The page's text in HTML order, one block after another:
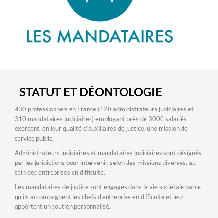
STATUT ET DÉONTOLOGIE
430 professionnels en France (120 administrateurs judiciaires et
310 mandataires judiciaires) employant près de 3000 salariés
exercent, en leur qualité d’auxiliaires de justice, une mission de
service public.
Administrateurs judiciaires et mandataires judiciaires sont désignés
par les juridictions pour intervenir, selon des missions diverses, au
sein des entreprises en difficulté.
Les mandataires de justice sont engagés dans la vie sociétale parce
qu’ils accompagnent les chefs d’entreprise en difficulté et leur
apportent un soutien personnalisé.